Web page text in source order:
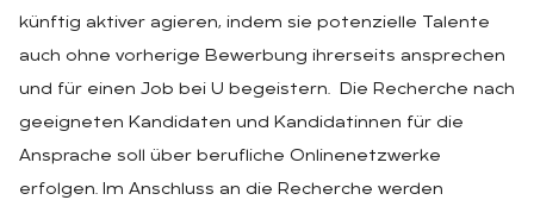
künftig aktiver agieren, indem sie potenzielle Talente
auch ohne vorherige Bewerbung ihrerseits ansprechen
und für einen Job bei U begeistern. Die Recherche nach
geeigneten Kandidaten und Kandidatinnen für die
Ansprache soll über berufliche Onlinenetzwerke
erfolgen. Im Anschluss an die Recherche werden